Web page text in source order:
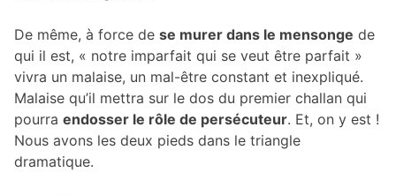
De même, à force de se murer dans le mensonge de
qui il est, « notre imparfait qui se veut être parfait »
vivra un malaise, un mal-être constant et inexpliqué.
Malaise qu’il mettra sur le dos du premier challan qui
pourra endosser le rôle de persécuteur. Et, on y est !
Nous avons les deux pieds dans le triangle
dramatique.